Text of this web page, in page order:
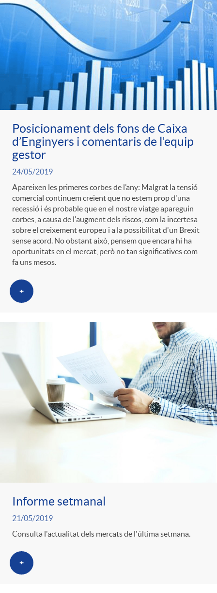
r
n
t
i
c
i
a
s
e
o
c
a
n
t
n
i
d
o
A
n
a
F
t
r
o
u
b
l
i
c
a
d
o
r
d
c
o
n
n
g
u
Posicionament dels fons de Caixa
d’Enginyers i comentaris de l’equip
gestor
24/05/2019
Apareixen les primeres corbes de l’any: Malgrat la tensió
comercial continuem creient que no estem prop d'una
recessió i és probable que en el nostre viatge apareguin
corbes, a causa de l'augment dels riscos, com la incertesa
sobre el creixement europeu i a la possibilitat d'un Brexit
sense acord. No obstant això, pensem que encara hi ha
oportunitats en el mercat, però no tan significatives com
fa uns mesos.
+
Informe setmanal
21/05/2019
Consulta l'actualitat dels mercats de l'última setmana.
+